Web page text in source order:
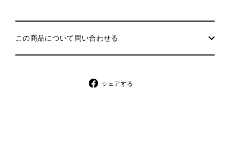
この商品について問い合わせる
シェアする